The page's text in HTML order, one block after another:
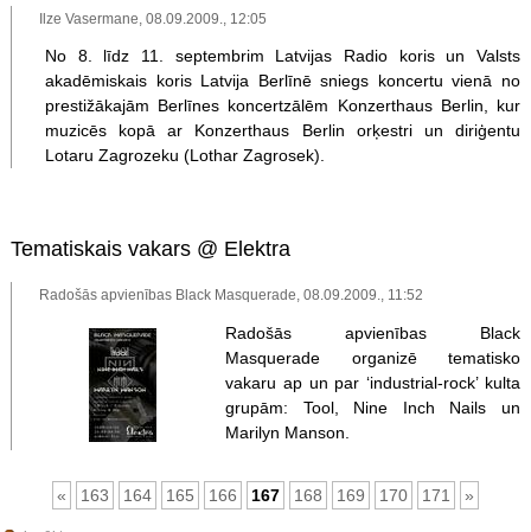
Ilze Vasermane, 08.09.2009., 12:05
No 8. līdz 11. septembrim Latvijas Radio koris un Valsts
akadēmiskais koris Latvija Berlīnē sniegs koncertu vienā no
prestižākajām Berlīnes koncertzālēm Konzerthaus Berlin, kur
muzicēs kopā ar Konzerthaus Berlin orķestri un diriģentu
Lotaru Zagrozeku (Lothar Zagrosek).
Tematiskais vakars @ Elektra
Radošās apvienības Black Masquerade, 08.09.2009., 11:52
Radošās apvienības Black
Masquerade organizē tematisko
vakaru ap un par ‘industrial-rock’ kulta
grupām: Tool, Nine Inch Nails un
Marilyn Manson.
« 163 164 165 166 167 168 169 170 171 »